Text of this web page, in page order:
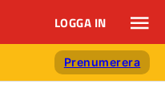
LOGGA IN
Prenumerera